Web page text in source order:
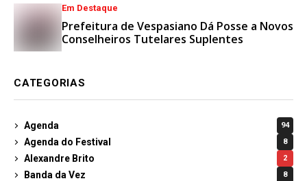
Em Destaque
Prefeitura de Vespasiano Dá Posse a Novos
Conselheiros Tutelares Suplentes
CATEGORIAS
Agenda 94
Agenda do Festival 8
Alexandre Brito 2
Banda da Vez 8